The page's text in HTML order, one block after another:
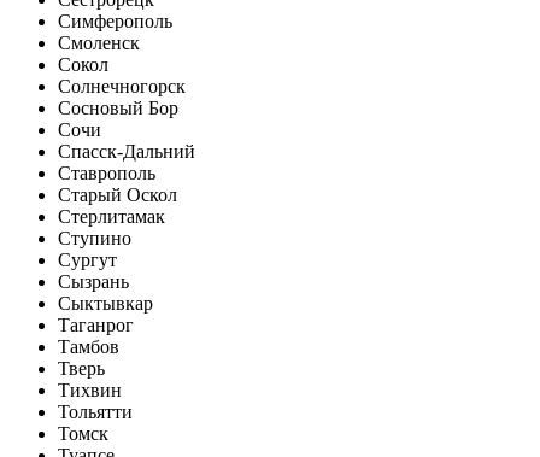
Симферополь
Смоленск
Сокол
Солнечногорск
Сосновый Бор
Сочи
Спасск-Дальний
Ставрополь
Старый Оскол
Стерлитамак
Ступино
Сургут
Сызрань
Сыктывкар
Таганрог
Тамбов
Тверь
Тихвин
Тольятти
Томск